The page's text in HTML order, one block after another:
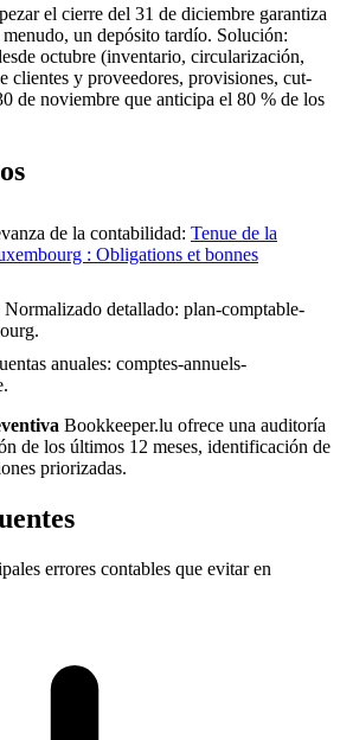
el cierre del 31 de diciembre garantiza
un depósito tardío. Solución:
octubre (inventario, circularización,
clientes y proveedores, provisiones, cut-
de noviembre que anticipa el 80 % de los
de la contabilidad: Tenue de la
: Obligations et bonnes
detallado: plan-comptable-
.
anuales: comptes-annuels-
.
Bookkeeper.lu ofrece una auditoría
de los últimos 12 meses, identificación de
priorizadas.
errores contables que evitar en